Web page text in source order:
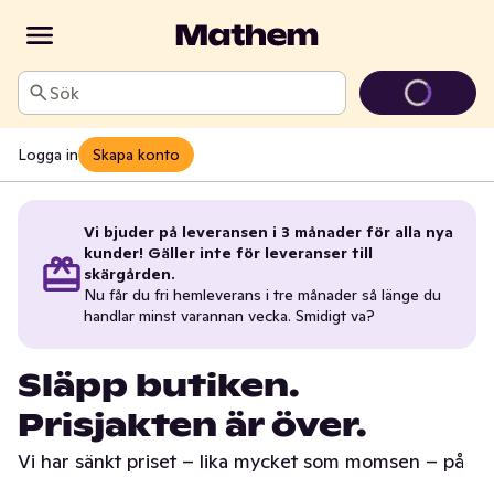
Sök
Logga in Skapa konto
Vi bjuder på leveransen i 3 månader för alla nya
kunder! Gäller inte för leveranser till
skärgården.
Nu får du fri hemleverans i tre månader så länge du
handlar minst varannan vecka. Smidigt va?
Släpp butiken.
Prisjakten är över.
Vi har sänkt priset – lika mycket som momsen – på